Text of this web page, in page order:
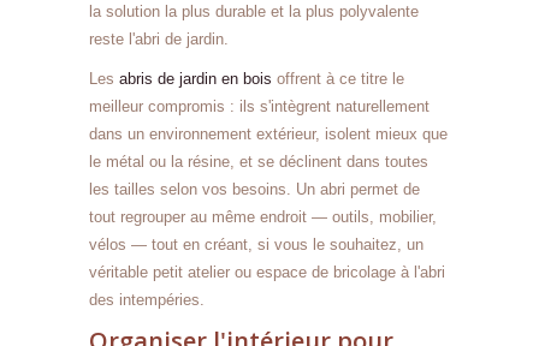
la solution la plus durable et la plus polyvalente
reste l'abri de jardin.
Les abris de jardin en bois offrent à ce titre le
meilleur compromis : ils s'intègrent naturellement
dans un environnement extérieur, isolent mieux que
le métal ou la résine, et se déclinent dans toutes
les tailles selon vos besoins. Un abri permet de
tout regrouper au même endroit — outils, mobilier,
vélos — tout en créant, si vous le souhaitez, un
véritable petit atelier ou espace de bricolage à l'abri
des intempéries.